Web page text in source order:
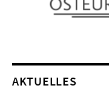
AKTUELLES